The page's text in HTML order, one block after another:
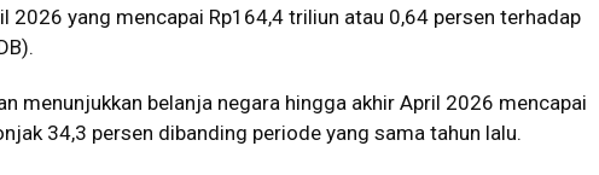
2026 yang mencapai Rp164,4 triliun atau 0,64 persen terhadap
menunjukkan belanja negara hingga akhir April 2026 mencapai
34,3 persen dibanding periode yang sama tahun lalu.